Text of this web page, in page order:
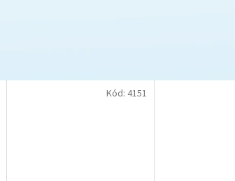
Kód: 4151